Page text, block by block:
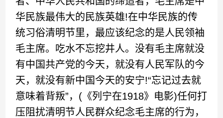
华民族最伟大的民族英雄!在中华民族的传
统习俗清明节里，最应该纪念的是人民领袖
毛主席。吃水不忘挖井人。没有毛主席就没
有中国共产党的今天，就没有人民军队的今
天，就没有新中国今天的安宁!“忘记过去就
意味着背叛”，(《列宁在1918》电影)任何打
压阻扰清明节人民群众纪念毛主席的行为，